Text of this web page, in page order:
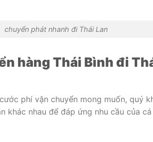
chuyển phát nhanh đi Thái Lan
hàng Thái Bình đi
phí vận chuyển mong muốn, quý
khác nhau để đáp ứng nhu cầu của